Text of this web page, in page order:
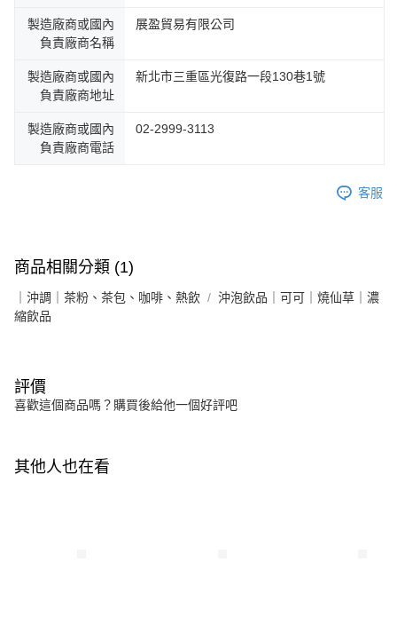
製造廠商或國內
負責廠商名稱
展盈貿易有限公司
製造廠商或國內
負責廠商地址
新北市三重區光復路一段130巷1號
製造廠商或國內
負責廠商電話
02-2999-3113
客服
商品相關分類 (1)
｜沖調｜茶粉、茶包、咖啡、熱飲
沖泡飲品｜可可｜燒仙草｜濃
縮飲品
評價
喜歡這個商品嗎？購買後給他一個好評吧
其他人也在看